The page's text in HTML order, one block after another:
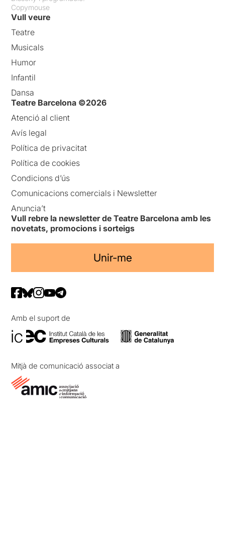
Copymouse
Vull veure
Teatre
Musicals
Humor
Infantil
Dansa
Teatre Barcelona ©2026
Atenció al client
Avís legal
Política de privacitat
Política de cookies
Condicions d’ús
Comunicacions comercials i Newsletter
Anuncia’t
Vull rebre la newsletter de Teatre Barcelona amb les
novetats, promocions i sorteigs
Unir-me
Amb el suport de
Mitjà de comunicació associat a